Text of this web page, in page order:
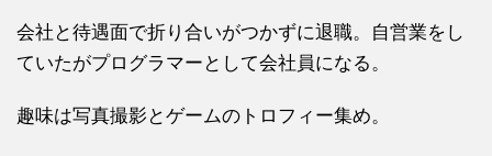
会社と待遇面で折り合いがつかずに退職。自営業をし
ていたがプログラマーとして会社員になる。
趣味は写真撮影とゲームのトロフィー集め。